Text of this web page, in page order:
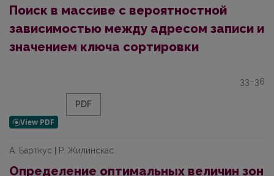
Поиск в массиве с вероятностной
зависимостью между адресом записи и
значением ключа сортировки
33–36
PDF
А. Барткус | Р. Жилинскас
Определение оптимальных величин зон